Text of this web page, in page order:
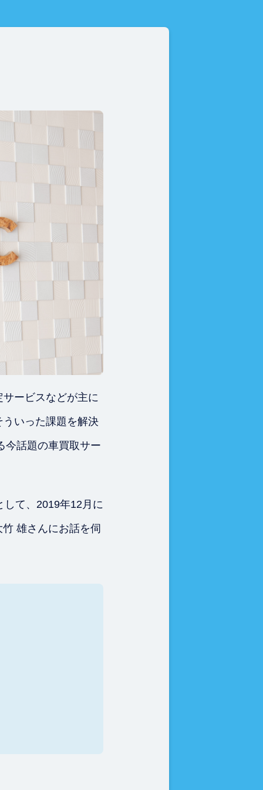
ービスなどが主に
いった課題を解決
今話題の車買取サー
て、2019年12月に
雄さんにお話を伺